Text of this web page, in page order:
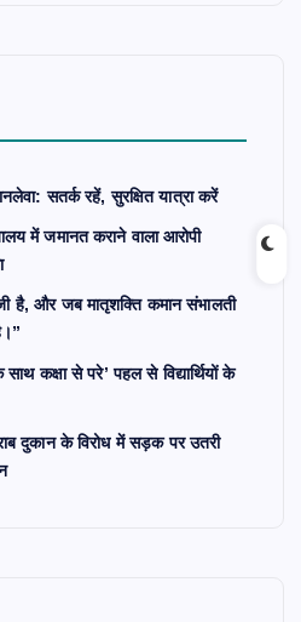
सतर्क रहें, सुरक्षित यात्रा करें
में जमानत कराने वाला आरोपी
है, और जब मातृशक्ति कमान संभालती
कक्षा से परे’ पहल से विद्यार्थियों के
दुकान के विरोध में सड़क पर उतरी